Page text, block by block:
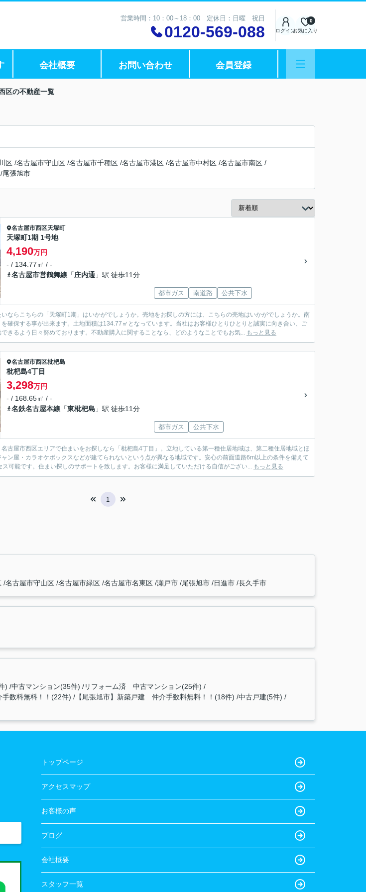
営業時間：10：00～18：00 定休日：日曜 祝日
0120-569-088 ログインお気に入り
0
会社概要 お問い合わせ 会員登録
区の不動産一覧
区 /名古屋市守山区 /名古屋市千種区 /名古屋市港区 /名古屋市中村区 /名古屋市南区 /
/尾張旭市
名古屋市西区天塚町
天塚町1期 1号地
4,190万円
- / 134.77㎡ / -
名古屋市営鶴舞線 「庄内通 」駅 徒歩11分
都市ガス 南道路 公共下水
ならこちらの「天塚町1期」はいかがでしょうか。売地をお探しの方には、こちらの売地はいかがでしょうか。南
確保する事が出来ます。土地面積は134.77㎡となっています。当社はお客様ひとりひとりと誠実に向き合い、ご
きるよう日々努めております。不動産購入に関することなら、どのようなことでもお気... もっと見る
名古屋市西区枇杷島
枇杷島4丁目
3,298万円
- / 168.65㎡ / -
名鉄名古屋本線 「東枇杷島 」駅 徒歩11分
都市ガス 公共下水
古屋市西区エリアで住まいをお探しなら「枇杷島4丁目」。立地している第一種住居地域は、第二種住居地域とほ
ン屋・カラオケボックスなどが建てられないという点が異なる地域です。安心の前面道路6m以上の条件を備えて
可能です。住まい探しのサポートを致します。お客様に満足していただける自信がござい... もっと見る
1
名古屋市守山区 名古屋市緑区 名古屋市名東区 瀬戸市 尾張旭市 日進市 長久手市
) 中古マンション(35件)
リフォーム済 中古マンション(25件)
数料無料！！(22件) 【尾張旭市】新築戸建 仲介手数料無料！！(18件) 中古戸建(5件)
トップページ
アクセスマップ
お客様の声
ブログ
会社概要
スタッフ一覧